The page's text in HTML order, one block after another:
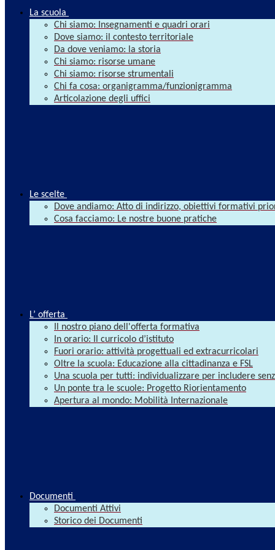
La scuola
Chi siamo: Insegnamenti e quadri orari
Dove siamo: il contesto territoriale
Da dove veniamo: la storia
Chi siamo: risorse umane
Chi siamo: risorse strumentali
Chi fa cosa: organigramma/funzionigramma
Articolazione degli uffici
Le scelte
Dove andiamo: Atto di indirizzo, obiettivi formativi
Cosa facciamo: Le nostre buone pratiche
L’ offerta
Il nostro piano dell'offerta formativa
In orario: Il curricolo d’istituto
Fuori orario: attività progettuali ed extracurricolari
Oltre la scuola: Educazione alla cittadinanza e FSL
Una scuola per tutti: individualizzare per includere
Un ponte tra le scuole: Progetto Riorientamento
Apertura al mondo: Mobilità Internazionale
Documenti
Documenti Attivi
Storico dei Documenti